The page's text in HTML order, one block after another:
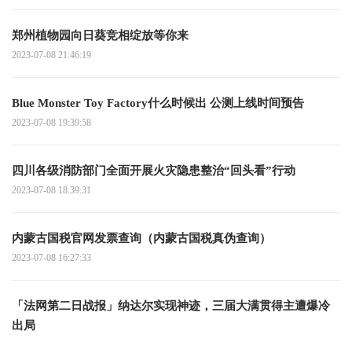
郑州植物园向日葵竞相绽放等你来
2023-07-08 21:46:19
Blue Monster Toy Factory什么时候出 公测上线时间预告
2023-07-08 19:39:58
四川各级消防部门全面开展火灾隐患整治“回头看”行动
2023-07-08 18:39:31
内蒙古国税官网发票查询（内蒙古国税真伪查询）
2023-07-08 16:27:33
「法网第二日战报」纳达尔实现神迹，三届大满贯得主遭爆冷
出局